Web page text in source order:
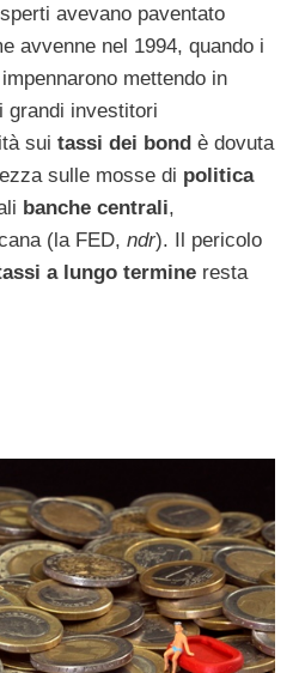
avevano paventato
avvenne nel 1994, quando i
mettendo in
grandi investitori
sui tassi dei bond è dovuta
sulle mosse di politica
banche centrali,
(la FED, ndr). Il pericolo
a lungo termine resta